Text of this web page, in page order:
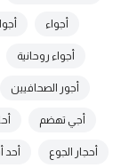
أجواء
أجواء روحانية
أجور الصحافيين
أجي تهضم
أحجار الجوع أحد